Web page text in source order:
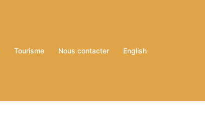
Tourisme Nous contacter English